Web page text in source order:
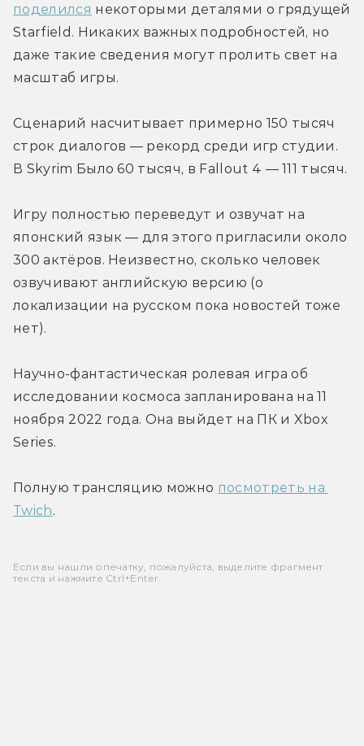
поделился некоторыми деталями о грядущей
Starfield. Никаких важных подробностей, но
даже такие сведения могут пролить свет на
масштаб игры.
Сценарий насчитывает примерно 150 тысяч
строк диалогов — рекорд среди игр студии.
В Skyrim Было 60 тысяч, в Fallout 4 — 111 тысяч.
Игру полностью переведут и озвучат на
японский язык — для этого пригласили около
300 актёров. Неизвестно, сколько человек
озвучивают английскую версию (о
локализации на русском пока новостей тоже
нет).
Научно-фантастическая ролевая игра об
исследовании космоса запланирована на 11
ноября 2022 года. Она выйдет на ПК и Xbox
Series.
Полную трансляцию можно посмотреть на
Twich.
Если вы нашли опечатку, пожалуйста, выделите фрагмент
текста и нажмите Ctrl+Enter.